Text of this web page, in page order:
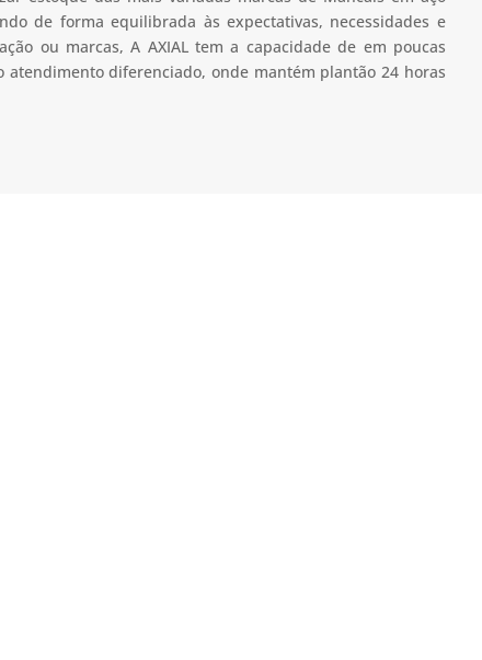
de forma equilibrada às expectativas, necessidades e
ou marcas, A AXIAL tem a capacidade de em poucas
diferenciado, onde mantém plantão 24 horas